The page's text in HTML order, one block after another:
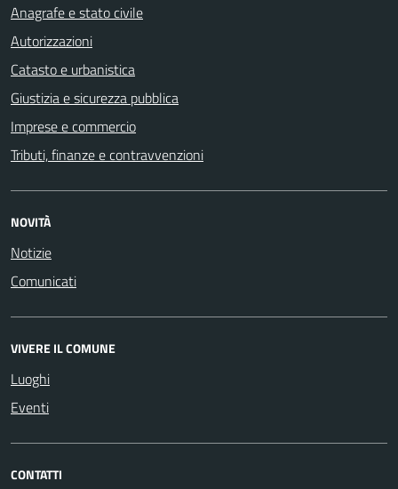
Anagrafe e stato civile
Autorizzazioni
Catasto e urbanistica
Giustizia e sicurezza pubblica
Imprese e commercio
Tributi, finanze e contravvenzioni
NOVITÀ
Notizie
Comunicati
VIVERE IL COMUNE
Luoghi
Eventi
CONTATTI